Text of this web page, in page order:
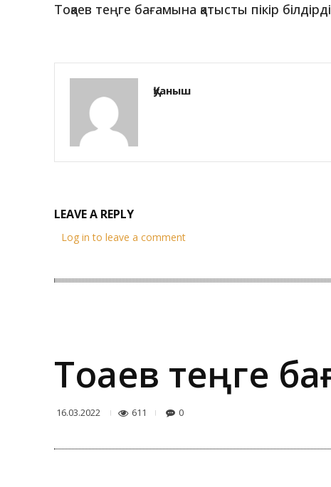
Тоқаев теңге бағамына қатысты пікір білдірді
Қуаныш
LEAVE A REPLY
Log in to leave a comment